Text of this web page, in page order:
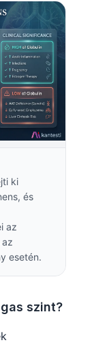
ki
és
az
esetén.
szint?